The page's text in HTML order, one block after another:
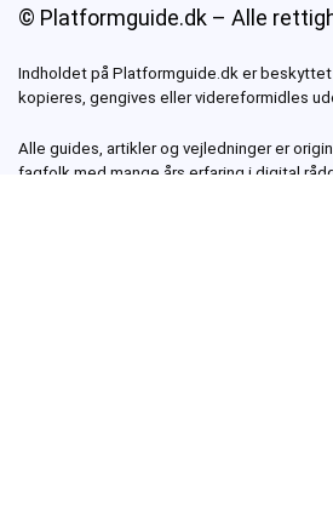
© Platformguide.dk – Alle
Indholdet på Platformguide.dk er
kopieres, gengives eller videreformidles
Alle guides, artikler og vejledninger er
fagfolk med mange års erfaring i digital